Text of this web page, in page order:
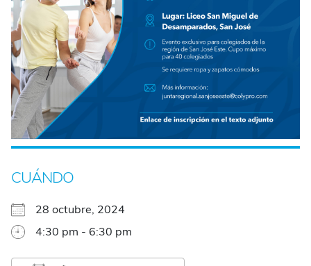
CUÁNDO
28 octubre, 2024
4:30 pm - 6:30 pm